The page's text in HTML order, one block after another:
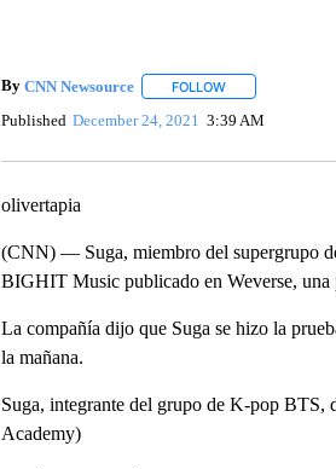
By CNN Newsource FOLLOWFOLLOW "" TO
Published December 24, 2021 3:39 AM
olivertapia
(CNN) — Suga, miembro del supergrupo
BIGHIT Music publicado en Weverse, una
La compañía dijo que Suga se hizo la
la mañana.
Suga, integrante del grupo de K-pop
Academy)